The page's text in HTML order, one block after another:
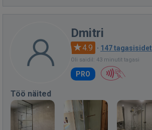
Dmitri
4.9 · 147 tagasisidet
Oli saidil: 43 minutit tagasi
PRO
Töö näited